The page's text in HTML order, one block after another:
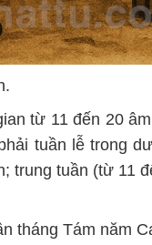
từ 11 đến 20
tuần lễ trong
trung tuần (từ 11
tháng Tám năm